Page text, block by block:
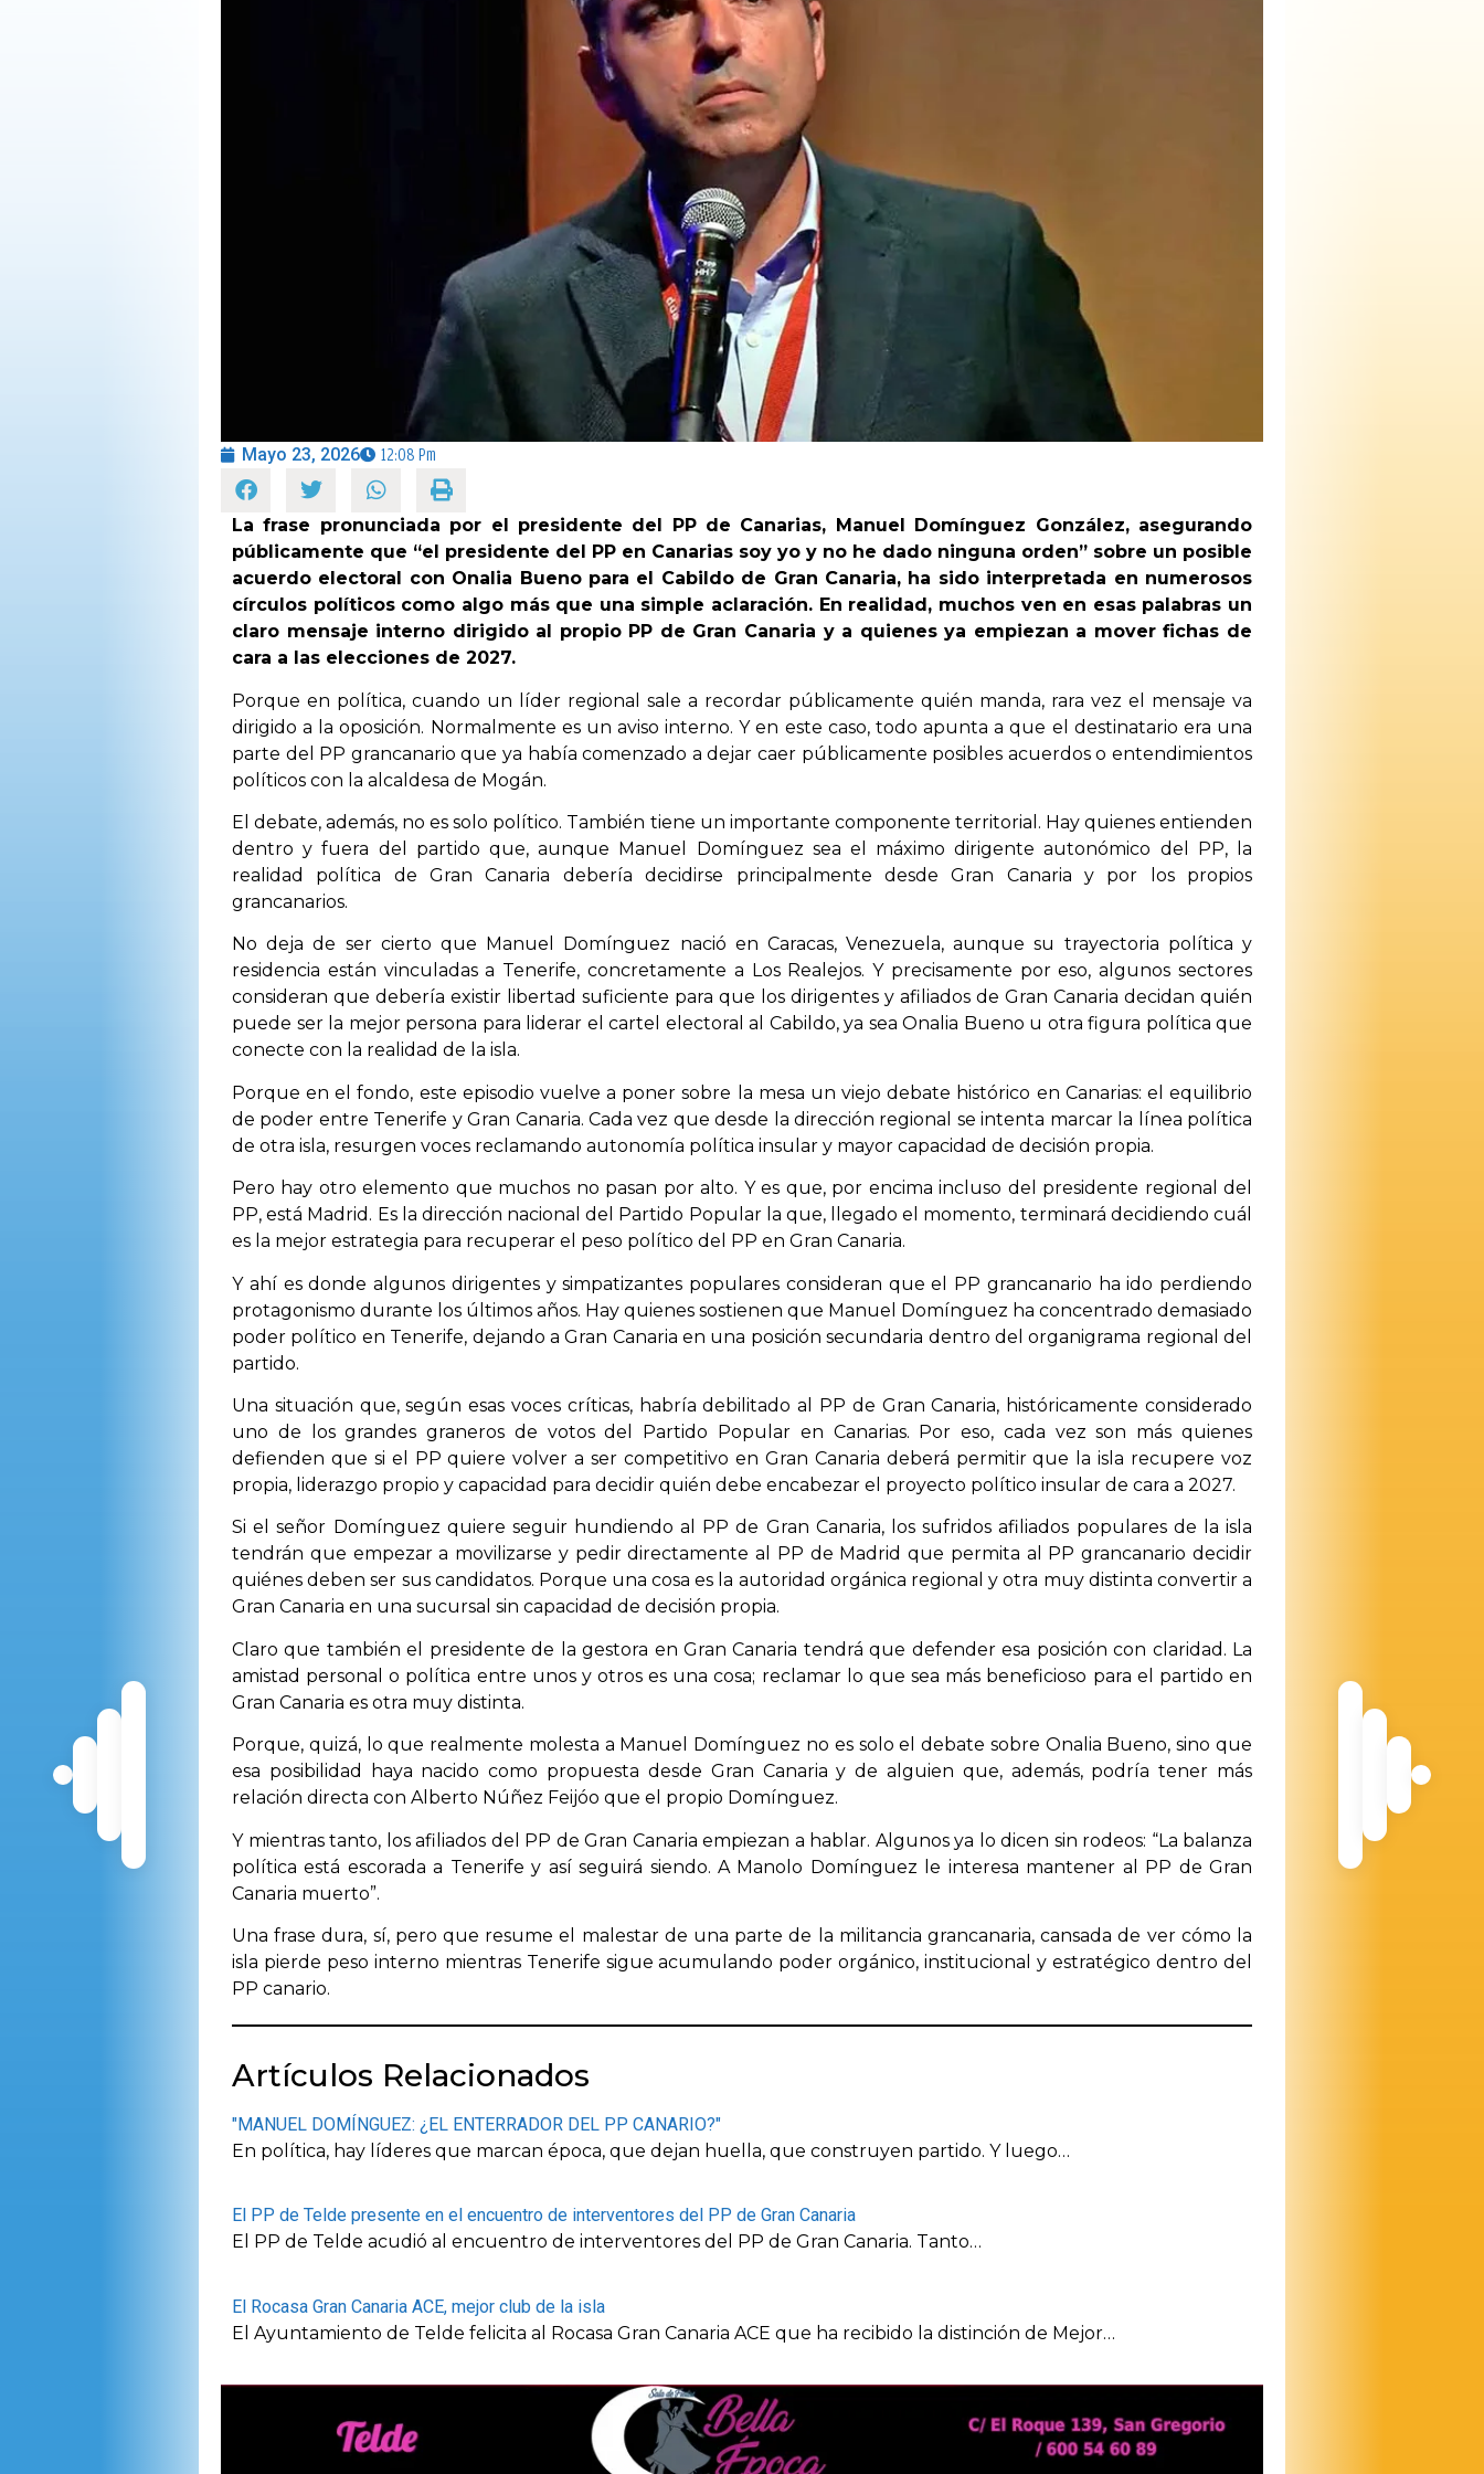
Mayo 23, 2026 12:08 Pm
La frase pronunciada por el presidente del PP de Canarias, Manuel Domínguez González, asegurando
públicamente que “el presidente del PP en Canarias soy yo y no he dado ninguna orden” sobre un posible
acuerdo electoral con Onalia Bueno para el Cabildo de Gran Canaria, ha sido interpretada en numerosos
círculos políticos como algo más que una simple aclaración. En realidad, muchos ven en esas palabras un
claro mensaje interno dirigido al propio PP de Gran Canaria y a quienes ya empiezan a mover fichas de
cara a las elecciones de 2027.
Porque en política, cuando un líder regional sale a recordar públicamente quién manda, rara vez el mensaje va
dirigido a la oposición. Normalmente es un aviso interno. Y en este caso, todo apunta a que el destinatario era una
parte del PP grancanario que ya había comenzado a dejar caer públicamente posibles acuerdos o entendimientos
políticos con la alcaldesa de Mogán.
El debate, además, no es solo político. También tiene un importante componente territorial. Hay quienes entienden
dentro y fuera del partido que, aunque Manuel Domínguez sea el máximo dirigente autonómico del PP, la
realidad política de Gran Canaria debería decidirse principalmente desde Gran Canaria y por los propios
grancanarios.
No deja de ser cierto que Manuel Domínguez nació en Caracas, Venezuela, aunque su trayectoria política y
residencia están vinculadas a Tenerife, concretamente a Los Realejos. Y precisamente por eso, algunos sectores
consideran que debería existir libertad suficiente para que los dirigentes y afiliados de Gran Canaria decidan quién
puede ser la mejor persona para liderar el cartel electoral al Cabildo, ya sea Onalia Bueno u otra figura política que
conecte con la realidad de la isla.
Porque en el fondo, este episodio vuelve a poner sobre la mesa un viejo debate histórico en Canarias: el equilibrio
de poder entre Tenerife y Gran Canaria. Cada vez que desde la dirección regional se intenta marcar la línea política
de otra isla, resurgen voces reclamando autonomía política insular y mayor capacidad de decisión propia.
Pero hay otro elemento que muchos no pasan por alto. Y es que, por encima incluso del presidente regional del
PP, está Madrid. Es la dirección nacional del Partido Popular la que, llegado el momento, terminará decidiendo cuál
es la mejor estrategia para recuperar el peso político del PP en Gran Canaria.
Y ahí es donde algunos dirigentes y simpatizantes populares consideran que el PP grancanario ha ido perdiendo
protagonismo durante los últimos años. Hay quienes sostienen que Manuel Domínguez ha concentrado demasiado
poder político en Tenerife, dejando a Gran Canaria en una posición secundaria dentro del organigrama regional del
partido.
Una situación que, según esas voces críticas, habría debilitado al PP de Gran Canaria, históricamente considerado
uno de los grandes graneros de votos del Partido Popular en Canarias. Por eso, cada vez son más quienes
defienden que si el PP quiere volver a ser competitivo en Gran Canaria deberá permitir que la isla recupere voz
propia, liderazgo propio y capacidad para decidir quién debe encabezar el proyecto político insular de cara a 2027.
Si el señor Domínguez quiere seguir hundiendo al PP de Gran Canaria, los sufridos afiliados populares de la isla
tendrán que empezar a movilizarse y pedir directamente al PP de Madrid que permita al PP grancanario decidir
quiénes deben ser sus candidatos. Porque una cosa es la autoridad orgánica regional y otra muy distinta convertir a
Gran Canaria en una sucursal sin capacidad de decisión propia.
Claro que también el presidente de la gestora en Gran Canaria tendrá que defender esa posición con claridad. La
amistad personal o política entre unos y otros es una cosa; reclamar lo que sea más beneficioso para el partido en
Gran Canaria es otra muy distinta.
Porque, quizá, lo que realmente molesta a Manuel Domínguez no es solo el debate sobre Onalia Bueno, sino que
esa posibilidad haya nacido como propuesta desde Gran Canaria y de alguien que, además, podría tener más
relación directa con Alberto Núñez Feijóo que el propio Domínguez.
Y mientras tanto, los afiliados del PP de Gran Canaria empiezan a hablar. Algunos ya lo dicen sin rodeos: “La balanza
política está escorada a Tenerife y así seguirá siendo. A Manolo Domínguez le interesa mantener al PP de Gran
Canaria muerto”.
Una frase dura, sí, pero que resume el malestar de una parte de la militancia grancanaria, cansada de ver cómo la
isla pierde peso interno mientras Tenerife sigue acumulando poder orgánico, institucional y estratégico dentro del
PP canario.
Artículos Relacionados
"MANUEL DOMÍNGUEZ: ¿EL ENTERRADOR DEL PP CANARIO?"
En política, hay líderes que marcan época, que dejan huella, que construyen partido. Y luego…
El PP de Telde presente en el encuentro de interventores del PP de Gran Canaria
El PP de Telde acudió al encuentro de interventores del PP de Gran Canaria. Tanto…
El Rocasa Gran Canaria ACE, mejor club de la isla
El Ayuntamiento de Telde felicita al Rocasa Gran Canaria ACE que ha recibido la distinción de Mejor…